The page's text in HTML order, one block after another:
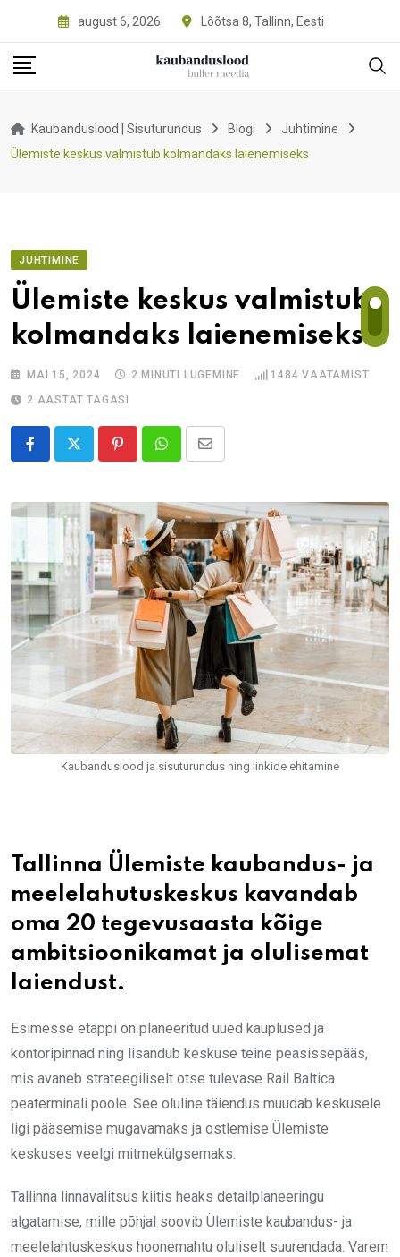
content
august 6, 2026 Lõõtsa 8, Tallinn, Eesti
Kaubanduslood | Sisuturundus Blogi
Juhtimine
Ülemiste keskus valmistub kolmandaks laienemiseks
JUHTIMINE
Ülemiste keskus valmistub
kolmandaks laienemiseks
MAI 15, 2024 2 MINUTI LUGEMINE 1484 VAATAMIST
2 AASTAT TAGASI
PinterestWhatsappShare
Email
Kaubanduslood ja sisuturundus ning linkide ehitamine
Tallinna Ülemiste kaubandus- ja
meelelahutuskeskus kavandab
oma 20 tegevusaasta kõige
ambitsioonikamat ja olulisemat
laiendust.
Esimesse etappi on planeeritud uued kauplused ja
kontoripinnad ning lisandub keskuse teine peasissepääs,
mis avaneb strateegiliselt otse tulevase Rail Baltica
peaterminali poole. See oluline täiendus muudab keskusele
ligi pääsemise mugavamaks ja ostlemise Ülemiste
keskuses veelgi mitmekülgsemaks.
Tallinna linnavalitsus kiitis heaks detailplaneeringu
algatamise, mille põhjal soovib Ülemiste kaubandus- ja
meelelahtuskeskus hoonemahtu oluliselt suurendada. Varem